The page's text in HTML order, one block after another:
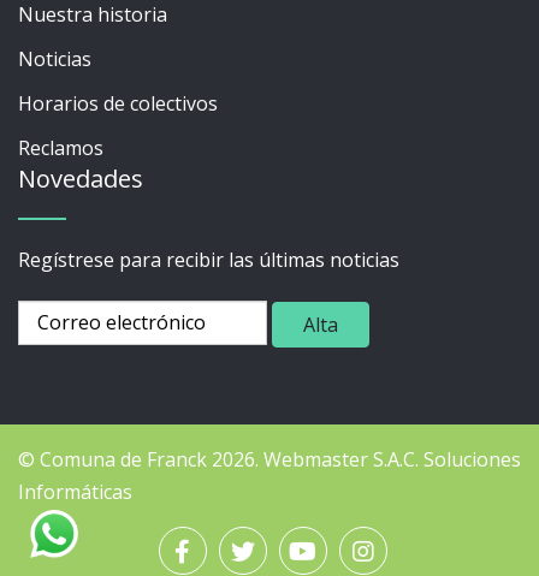
Nuestra historia
Noticias
Horarios de colectivos
Reclamos
Novedades
Regístrese para recibir las últimas noticias
© Comuna de Franck 2026. WebmasterS.A.C. Soluciones
Informáticas